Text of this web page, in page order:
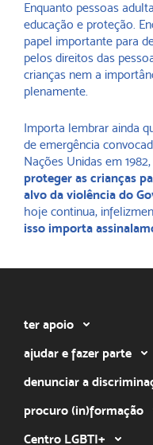
Enquanto pessoas
educação e proteção.
papel importante para
pelos direitos das
crianças nem a
plenamente.
Importa lembrar ainda
de emergência
Nações Unidas em
proteger as crianças
alvo da violência do
hoje continua,
isso importa
ter apoio
ajudar e fazer parte
denunciar a
procuro (in)formação
Centro LGBTI+